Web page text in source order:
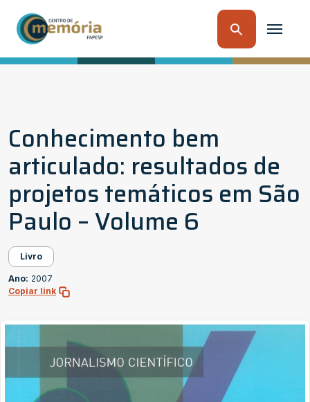
Conhecimento bem
articulado: resultados de
projetos temáticos em São
Paulo – Volume 6
Livro
Ano: 2007
Copiar link